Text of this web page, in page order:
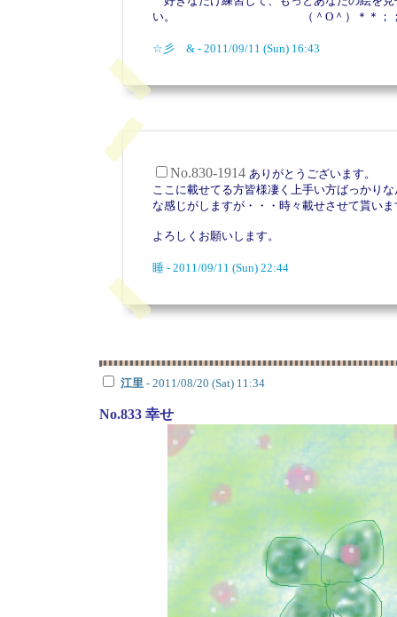
い。 （＾O＾）＊＊；
☆彡 & - 2011/09/11 (Sun) 16:43
No.830-1914 ありがとうございます。
ここに載せてる方皆様凄く上手い方ばっかり
な感じがしますが・・・時々載せさせて貰いま
よろしくお願いします。
睡 - 2011/09/11 (Sun) 22:44
江里 - 2011/08/20 (Sat) 11:34
No.833 幸せ